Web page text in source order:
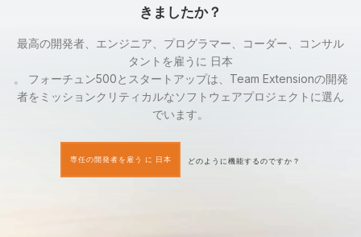
きましたか？
最高の開発者、エンジニア、プログラマー、コーダー、コンサル
タントを雇うに 日本
。 フォーチュン500とスタートアップは、Team Extensionの開発
者をミッションクリティカルなソフトウェアプロジェクトに選ん
でいます。
専任の開発者を雇う に 日本 どのように機能するのですか？